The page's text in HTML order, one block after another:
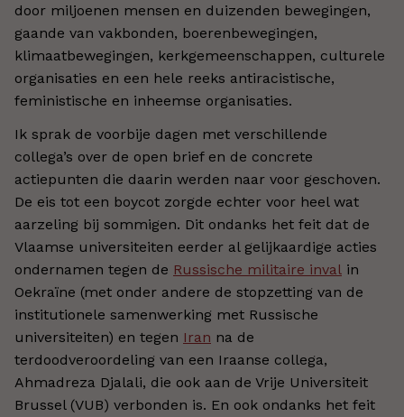
door miljoenen mensen en duizenden bewegingen,
gaande van vakbonden, boerenbewegingen,
klimaatbewegingen, kerkgemeenschappen, culturele
organisaties en een hele reeks antiracistische,
feministische en inheemse organisaties.
Ik sprak de voorbije dagen met verschillende
collega’s over de open brief en de concrete
actiepunten die daarin werden naar voor geschoven.
De eis tot een boycot zorgde echter voor heel wat
aarzeling bij sommigen. Dit ondanks het feit dat de
Vlaamse universiteiten eerder al gelijkaardige acties
ondernamen tegen de Russische militaire inval in
Oekraïne (met onder andere de stopzetting van de
institutionele samenwerking met Russische
universiteiten) en tegen Iran na de
terdoodveroordeling van een Iraanse collega,
Ahmadreza Djalali, die ook aan de Vrije Universiteit
Brussel (VUB) verbonden is. En ook ondanks het feit